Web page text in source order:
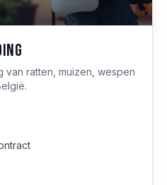
van ratten, muizen, wespen